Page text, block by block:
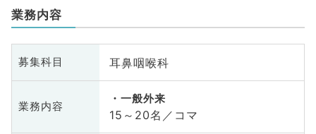
業務内容
募集科目 耳鼻咽喉科
業務内容
一般外来
15～20名／コマ